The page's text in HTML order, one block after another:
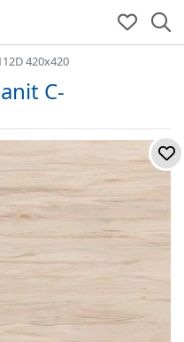
420x420
C-